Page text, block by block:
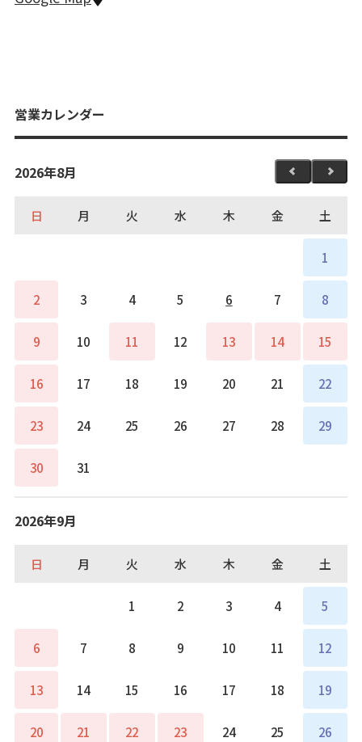
営業カレンダー
2026年8月
日 月 火 水 木 金 土
1
2 3 4 5 6 7 8
9 10 11 12 13 14 15
16 17 18 19 20 21 22
23 24 25 26 27 28 29
30 31
2026年9月
日 月 火 水 木 金 土
1 2 3 4 5
6 7 8 9 10 11 12
13 14 15 16 17 18 19
20 21 22 23 24 25 26